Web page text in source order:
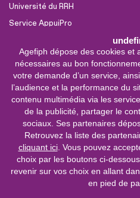
Agefiph dépose des cookies et
nécessaires au bon
votre demande d’un service,
l’audience et la performance du
contenu multimédia via les
de la publicité, partager le
sociaux. Ses partenaires
Retrouvez la liste des
cliquant ici. Vous pouvez
choix par les boutons ci-
revenir sur vos choix en allant
en pied de
Université du RRH
Service AppuiPro
Nous suivre
Youtube
Linkedin
Facebook
0 800 11 10 09
Service
appel